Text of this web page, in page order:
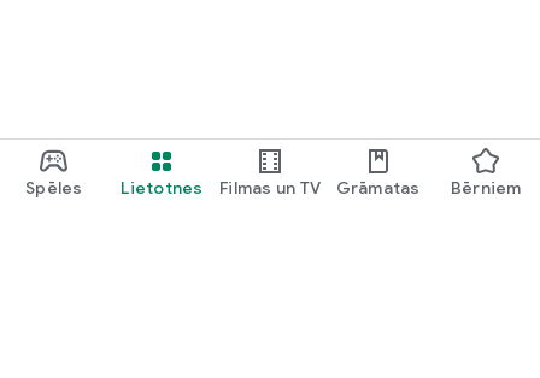
Spēles Lietotnes Filmas un TV Grāmatas Bērniem